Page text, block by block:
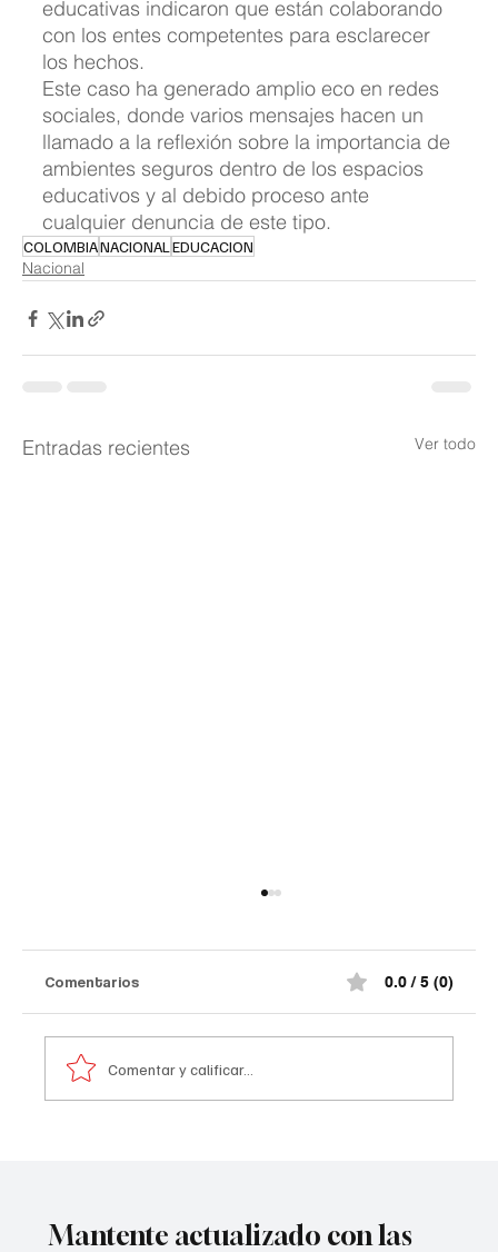
educativas indicaron que están colaborando
con los entes competentes para esclarecer
los hechos.
Este caso ha generado amplio eco en redes
sociales, donde varios mensajes hacen un
llamado a la reflexión sobre la importancia de
ambientes seguros dentro de los espacios
educativos y al debido proceso ante
cualquier denuncia de este tipo.
COLOMBIANACIONAL EDUCACION
Nacional
Entradas recientes Ver todo
Comentarios 0.0 / 5 (0)
Comentar y calificar...
Mantente actualizado con las